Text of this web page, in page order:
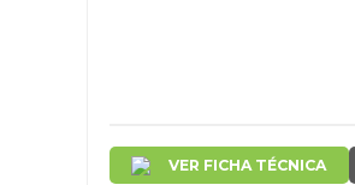
VER FICHA TÉCNICA